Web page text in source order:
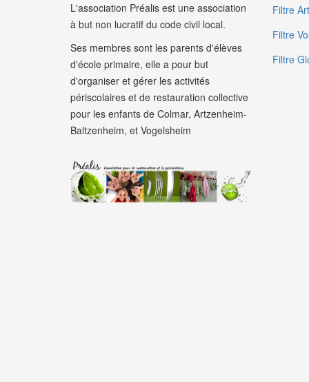
L'association Préalis est une association
à but non lucratif du code civil local.
Ses membres sont les parents d'élèves
d'école primaire, elle a pour but
d'organiser et gérer les activités
périscolaires et de restauration collective
pour les enfants de Colmar, Artzenheim-
Baltzenheim, et Vogelsheim
Filtre
Filtre
Filtre